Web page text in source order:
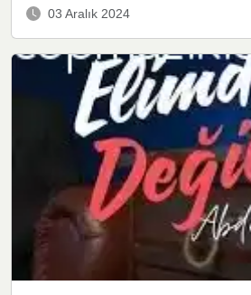
03 Aralık 2024